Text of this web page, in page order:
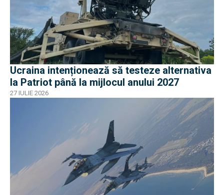
Ucraina intenționează să testeze alternativa
la Patriot până la mijlocul anului 2027
27 IULIE 2026